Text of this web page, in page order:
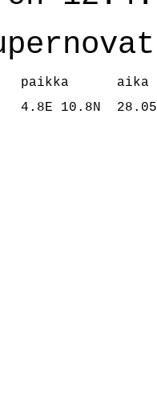
paikka      aika
10.8N